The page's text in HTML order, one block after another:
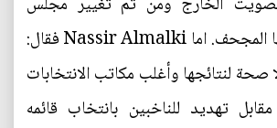
المفوضية وقانونها المجحف. اما Nassir Almalki فقال:
صحة لنتائجها وأغلب مكاتب الانتخابات
تهديد للناخبين بانتخاب قائمه